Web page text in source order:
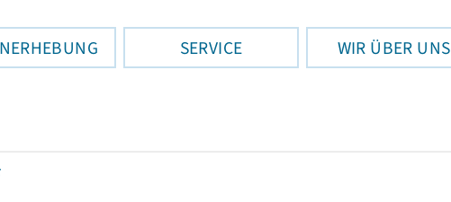
SERVICE WIR ÜBER UNS